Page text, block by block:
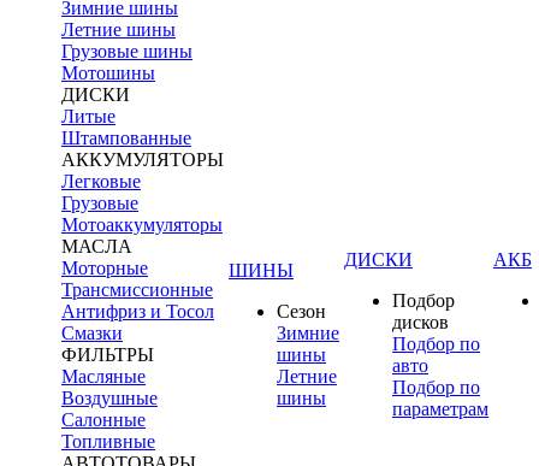
Зимние шины
Летние шины
Грузовые шины
Мотошины
ДИСКИ
Литые
Штампованные
АККУМУЛЯТОРЫ
Легковые
Грузовые
Мотоаккумуляторы
МАСЛА
Моторные
Трансмиссионные
Антифриз и Тосол
Смазки
ФИЛЬТРЫ
Масляные
Воздушные
Салонные
Топливные
ШИНЫ
Сезон
Зимние
шины
Летние
шины
ДИСКИ
Подбор
дисков
Подбор по
авто
Подбор по
параметрам
АКБ